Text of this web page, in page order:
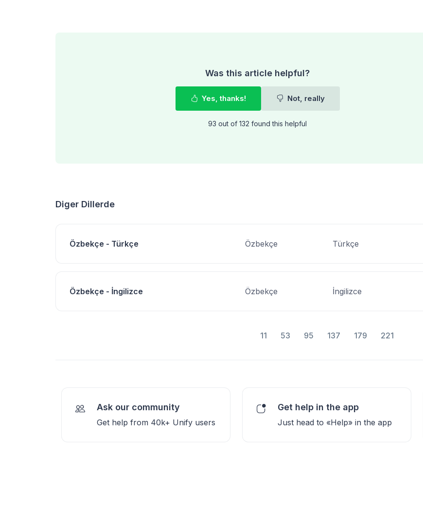
Was this article helpful?
Yes, thanks! Not, really
93 out of 132 found this helpful
Diger Dillerde
Özbekçe - Türkçe Özbekçe Türkçe
Özbekçe - İngilizce Özbekçe İngilizce
11 53 95 137 179 221
Ask our community
Get help from 40k+ Unify users
Get help in the app
Just head to «Help» in the app